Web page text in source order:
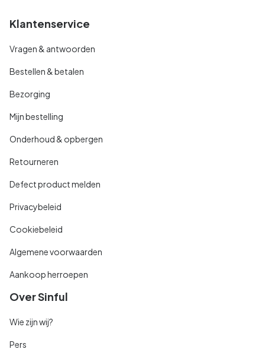
Klantenservice
Vragen & antwoorden
Bestellen & betalen
Bezorging
Mijn bestelling
Onderhoud & opbergen
Retourneren
Defect product melden
Privacybeleid
Cookiebeleid
Algemene voorwaarden
Aankoop herroepen
Over Sinful
Wie zijn wij?
Pers